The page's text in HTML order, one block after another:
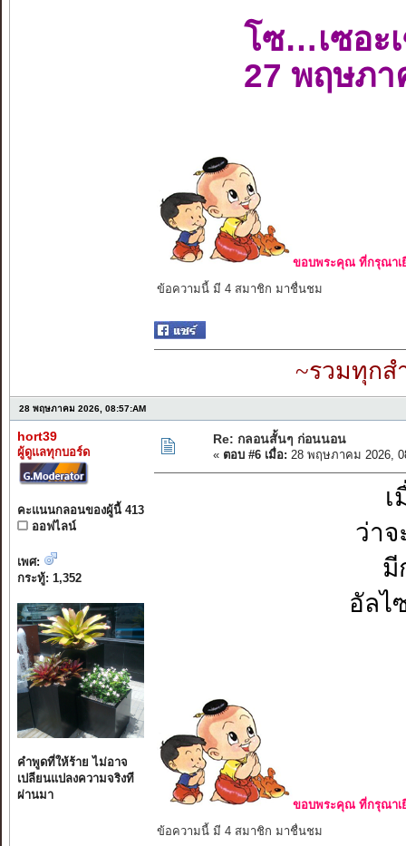
โซ…เซอะ
27 พฤษภา
ขอบพระคุณ ที่กรุณาเ
ข้อความนี้ มี 4 สมาชิก มาชื่นชม
~รวมทุกส
28 พฤษภาคม 2026, 08:57:AM
hort39
ผู้ดูแลทุกบอร์ด
คะแนนกลอนของผู้นี้ 413
ออฟไลน์
เพศ:
กระทู้: 1,352
คำพูดที่ให้ร้าย ไม่อาจ
เปลียนแปลงความจริงที
ผ่านมา
Re: กลอนสั้นๆ ก่อนนอน
« ตอบ #6 เมื่อ: 28 พฤษภาคม 2026,
ว่า
มี
อัลไ
ขอบพระคุณ ที่กรุณาเ
ข้อความนี้ มี 4 สมาชิก มาชื่นชม